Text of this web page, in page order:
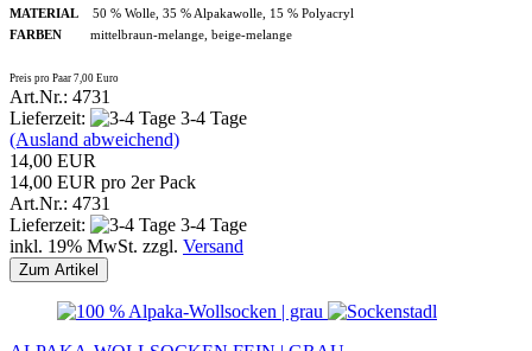
MATERIAL 50 % Wolle, 35 % Alpakawolle, 15 % Polyacryl
FARBEN mittelbraun-melange, beige-melange
Preis pro Paar 7,00 Euro
Art.Nr.: 4731
Lieferzeit:
3-4 Tage
(Ausland abweichend)
14,00 EUR
14,00 EUR pro 2er Pack
Art.Nr.: 4731
Lieferzeit:
3-4 Tage
inkl. 19% MwSt. zzgl. Versand
Zum Artikel